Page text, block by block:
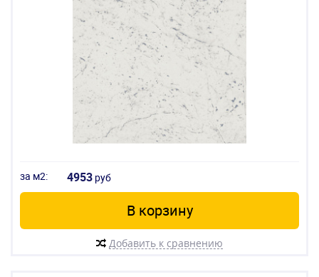
за м2: 4953 руб
В корзину
Добавить к сравнению